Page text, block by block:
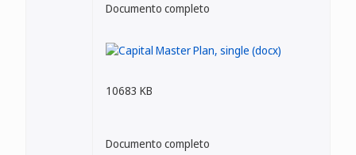
Documento completo
10683 KB
Documento completo